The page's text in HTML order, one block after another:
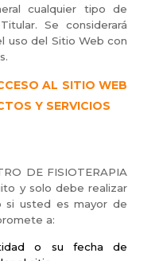
cualquier tipo de
Se considerará
uso del Sitio Web con
AL SITIO WEB
Y SERVICIOS
DE FISIOTERAPIA
y solo debe realizar
si usted es mayor de
a:
o su fecha de